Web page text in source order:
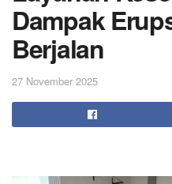
Dampak
Berjalan
27 November 2025